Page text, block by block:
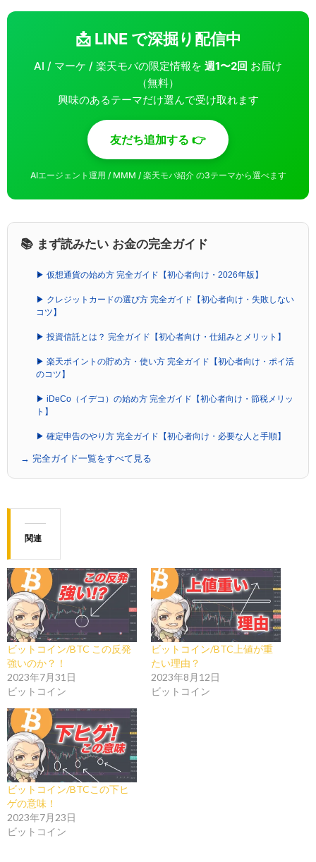
📩 LINE で深掘り配信中
AI / マーケ / 楽天モバの限定情報を 週1〜2回 お届け
（無料）
興味のあるテーマだけ選んで受け取れます
友だち追加する 👉
AIエージェント運用 / MMM / 楽天モバ紹介 の3テーマから選べます
📚 まず読みたい お金の完全ガイド
▶ 仮想通貨の始め方 完全ガイド【初心者向け・2026年版】
▶ クレジットカードの選び方 完全ガイド【初心者向け・失敗しない
コツ】
▶ 投資信託とは？ 完全ガイド【初心者向け・仕組みとメリット】
▶ 楽天ポイントの貯め方・使い方 完全ガイド【初心者向け・ポイ活
のコツ】
▶ iDeCo（イデコ）の始め方 完全ガイド【初心者向け・節税メリッ
ト】
▶ 確定申告のやり方 完全ガイド【初心者向け・必要な人と手順】
→ 完全ガイド一覧をすべて見る
関連
ビットコイン/BTC この反発
強いのか？！
2023年7月31日
ビットコイン
ビットコイン/BTC上値が重
たい理由？
2023年8月12日
ビットコイン
ビットコイン/BTCこの下ヒ
ゲの意味！
2023年7月23日
ビットコイン